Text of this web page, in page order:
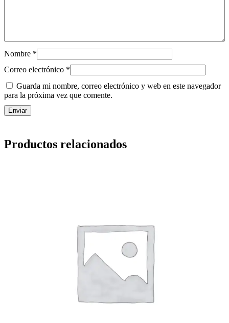
Nombre *
Correo electrónico *
Guarda mi nombre, correo electrónico y web en este navegador
para la próxima vez que comente.
Productos relacionados